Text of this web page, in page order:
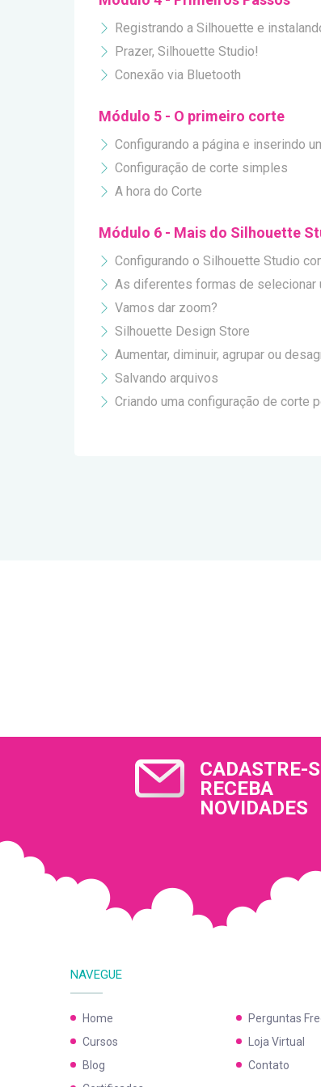
Registrando a Silhouette e
Prazer, Silhouette Studio!
Conexão via Bluetooth
Módulo 5 - O primeiro corte
Configurando a página e inserindo
Configuração de corte simples
A hora do Corte
Módulo 6 - Mais do Silhouette
Configurando o Silhouette Studio
As diferentes formas de selecionar
Vamos dar zoom?
Silhouette Design Store
Aumentar, diminuir, agrupar ou
Salvando arquivos
Criando uma configuração de corte
CADASTRE-
RECEBA
NOVIDADES
NAVEGUE
Home
Cursos
Blog
Perguntas
Loja Virtual
Contato